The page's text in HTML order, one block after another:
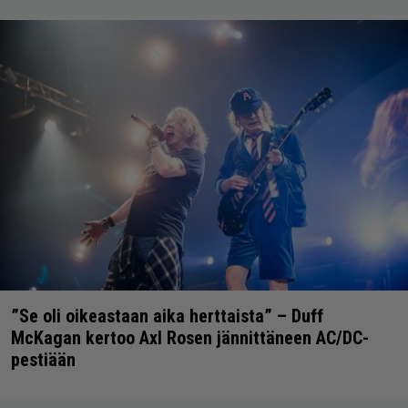
”Se oli oikeastaan aika herttaista” – Duff
McKagan kertoo Axl Rosen jännittäneen AC/DC-
pestiään